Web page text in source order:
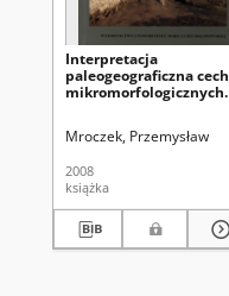
Interpretacja
paleogeograficzna cech
mikromorfologicznych
glebowych
Mroczek, Przemysław
2008
książka